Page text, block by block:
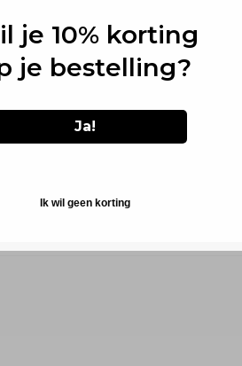
it stays tight when you want it to.
je 10% korting
je bestelling?
Ja!
Ik wil geen korting